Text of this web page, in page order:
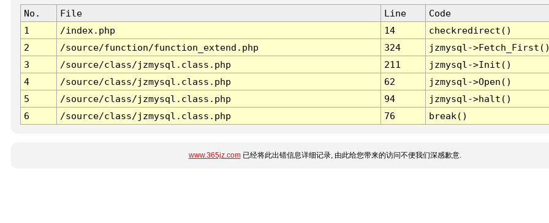
No. File Line
Code
1
/index.php 14
checkredirect()
2
/source/function/function_extend.php 324
jzmysql-
3
/source/class/jzmysql.class.php 211
jzmysql->Init()
4
/source/class/jzmysql.class.php 62
jzmysql->Open()
5
/source/class/jzmysql.class.php 94
jzmysql->halt()
6
/source/class/jzmysql.class.php 76 break()
www.365jz.com已经将此出错信息详细记录, 由此给您带来的访问不便我们深感歉意.